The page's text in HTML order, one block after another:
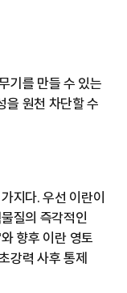
기를 만들 수 있는
을 원천 차단할 수
지다. 우선 이란이
질의 즉각적인
향후 이란 영토
강력 사후 통제